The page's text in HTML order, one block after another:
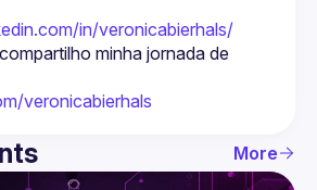
in/veronicabierhals/
minha jornada de
veronicabierhals
More